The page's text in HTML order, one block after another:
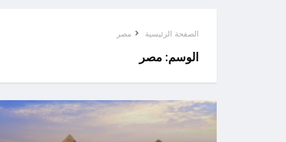
الصفحة الرئيسية مصر
الوسم: مصر